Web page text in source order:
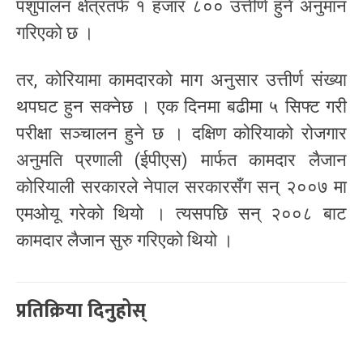
पशुपालन क्षेत्रतर्फ १ हजार ८०० उत्तीर्ण हुने अनुमान
गरिएको छ ।
तर, कोरियामा कामदारको माग अनुसार उत्तीर्ण संख्या
थपघट हुन सक्नेछ । एक दिनमा बढीमा ५ सिफ्ट गरी
परीक्षा सञ्चालन हुने छ । दक्षिण कोरियाको रोजगार
अनुमति प्रणाली (ईपीएस) मार्फत कामदार लैजान
कोरियाली सरकारले नेपाल सरकारसँग सन् २००७ मा
एमओयू गरेको थियो । त्यसपछि सन् २००८ बाट
कामदार लैजान सुरु गरिएको थियो ।
प्रतिक्रिया दिनुहोस्